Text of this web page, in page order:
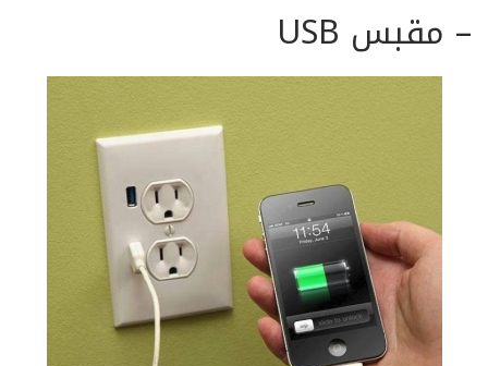
– مقبس USB